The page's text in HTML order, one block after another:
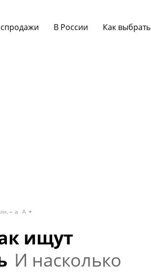
В России Как выбрать
a A
ищут
И насколько